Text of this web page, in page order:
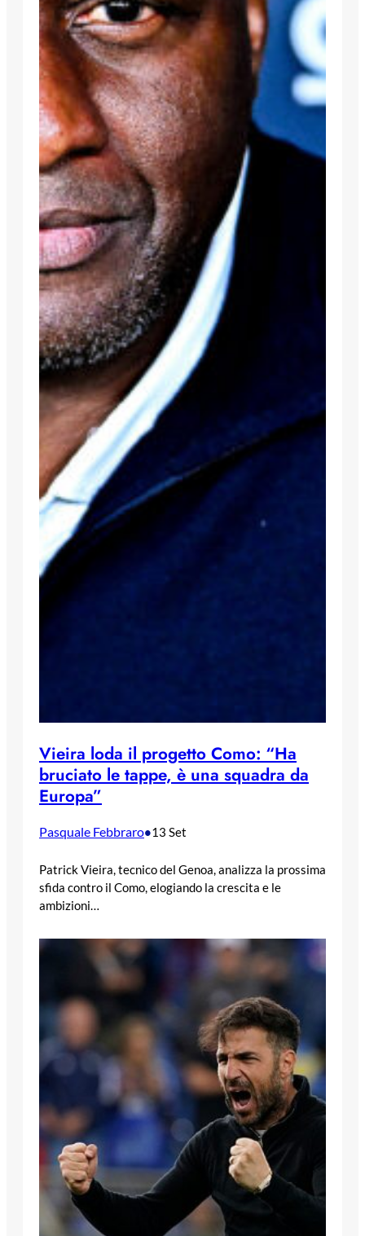
Vieira loda il progetto Como: “Ha
bruciato le tappe, è una squadra da
Europa”
Pasquale Febbraro•13 Set
Patrick Vieira, tecnico del Genoa, analizza la prossima
sfida contro il Como, elogiando la crescita e le
ambizioni…